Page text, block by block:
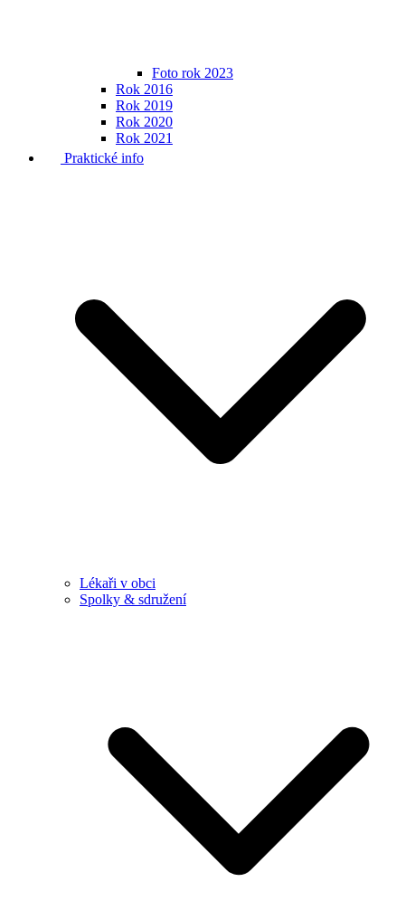
Foto rok 2023
Rok 2016
Rok 2019
Rok 2020
Rok 2021
Praktické info
Lékaři v obci
Spolky & sdružení